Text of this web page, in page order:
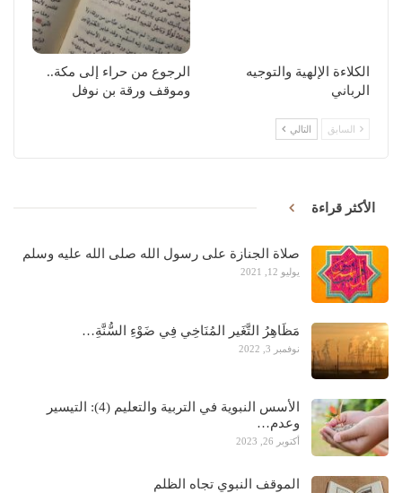
الكلاءة الإلهية والتوجيه
الرباني
الرجوع من حراء إلى مكة..
وموقف ورقة بن نوفل
السابق التالي
الأكثر قراءة
صلاة الجنازة على رسول الله صلى الله عليه وسلم
يوليو 12, 2021
مَظَاهِرُ التَّغَير المُنَاخِي فِي ضَوْءِ السُّنَّةِ…
نوفمبر 3, 2022
الأسس النبوية في التربية والتعليم (4): التيسير
وعدم…
أكتوبر 26, 2023
الموقف النبوي تجاه الظلم